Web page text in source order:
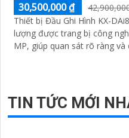
30,500,000 ₫
Thiết bị Đầu Ghi Hình KX-
lượng được trang bị công
MP, giúp quan sát rõ ràng và
TIN TỨC MỚI